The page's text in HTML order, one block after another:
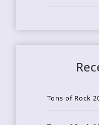
Tons of Rock